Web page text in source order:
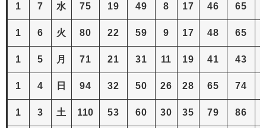
1 7 水 75 19 49 8 17 46 65
1 6 火 80 22 59 9 17 48 65
1 5 月 71 21 31 11 19 41 43
1 4 日 94 32 50 26 28 65 74
1 3 土 110 53 60 30 35 79 86